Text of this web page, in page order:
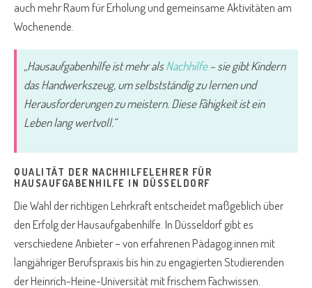
auch mehr Raum für Erholung und gemeinsame Aktivitäten am
Wochenende.
„Hausaufgabenhilfe ist mehr alsNachhilfe– sie gibt Kindern
das Handwerkszeug, um selbstständig zu lernen und
Herausforderungen zu meistern. Diese Fähigkeit ist ein
Leben lang wertvoll.“
QUALITÄT DER NACHHILFELEHRER FÜR
HAUSAUFGABENHILFE IN DÜSSELDORF
Die Wahl der richtigen Lehrkraft entscheidet maßgeblich über
den Erfolg der Hausaufgabenhilfe. In Düsseldorf gibt es
verschiedene Anbieter – von erfahrenen Pädagog:innen mit
langjähriger Berufspraxis bis hin zu engagierten Studierenden
der Heinrich-Heine-Universität mit frischem Fachwissen.